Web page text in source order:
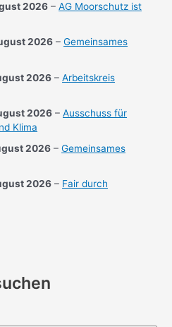
2026 –AG Moorschutz ist
2026 –Gemeinsames
2026 –Arbeitskreis
2026 –Ausschuss für
Klima
2026 –Gemeinsames
2026 – Fair durch